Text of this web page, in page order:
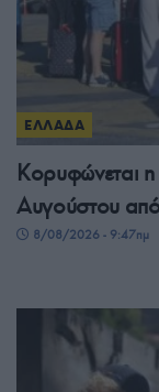
ΕΛΛΑΔΑ
Κορυφώνεται
Αυγούστου από
8/08/2026 - 9:47πμ